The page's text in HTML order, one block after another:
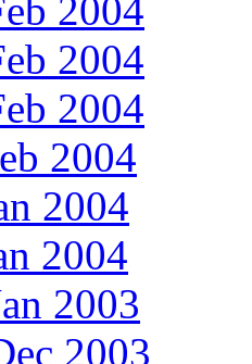
2004
2004
2004
2004
2004
2004
2003
2003